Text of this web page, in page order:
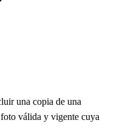
una copia de una
válida y vigente cuya